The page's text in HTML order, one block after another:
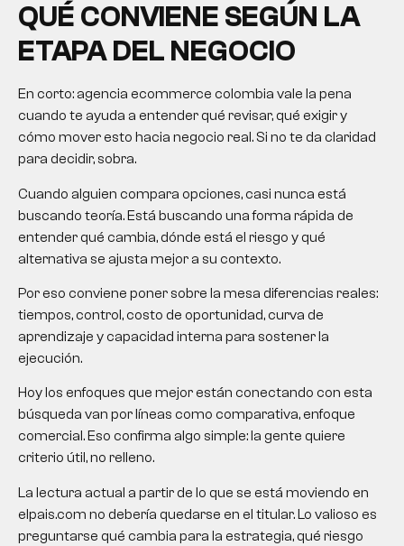
QUÉ CONVIENE SEGÚN LA
ETAPA DEL NEGOCIO
En corto: agencia ecommerce colombia vale la pena
cuando te ayuda a entender qué revisar, qué exigir y
cómo mover esto hacia negocio real. Si no te da claridad
para decidir, sobra.
Cuando alguien compara opciones, casi nunca está
buscando teoría. Está buscando una forma rápida de
entender qué cambia, dónde está el riesgo y qué
alternativa se ajusta mejor a su contexto.
Por eso conviene poner sobre la mesa diferencias reales:
tiempos, control, costo de oportunidad, curva de
aprendizaje y capacidad interna para sostener la
ejecución.
Hoy los enfoques que mejor están conectando con esta
búsqueda van por líneas como comparativa, enfoque
comercial. Eso confirma algo simple: la gente quiere
criterio útil, no relleno.
La lectura actual a partir de lo que se está moviendo en
elpais.com no debería quedarse en el titular. Lo valioso es
preguntarse qué cambia para la estrategia, qué riesgo